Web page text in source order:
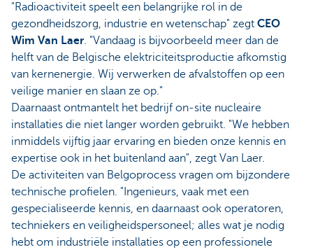
"Radioactiviteit speelt een belangrijke rol in de
gezondheidszorg, industrie en wetenschap" zegt CEO
Wim Van Laer. "Vandaag is bijvoorbeeld meer dan de
helft van de Belgische elektriciteitsproductie afkomstig
van kernenergie. Wij verwerken de afvalstoffen op een
veilige manier en slaan ze op."
Daarnaast ontmantelt het bedrijf on-site nucleaire
installaties die niet langer worden gebruikt. "We hebben
inmiddels vijftig jaar ervaring en bieden onze kennis en
expertise ook in het buitenland aan", zegt Van Laer.
De activiteiten van Belgoprocess vragen om bijzondere
technische profielen. "Ingenieurs, vaak met een
gespecialiseerde kennis, en daarnaast ook operatoren,
techniekers en veiligheidspersoneel; alles wat je nodig
hebt om industriële installaties op een professionele